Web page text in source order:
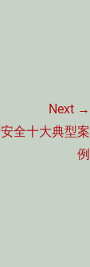
Next →
全十大典型案
例